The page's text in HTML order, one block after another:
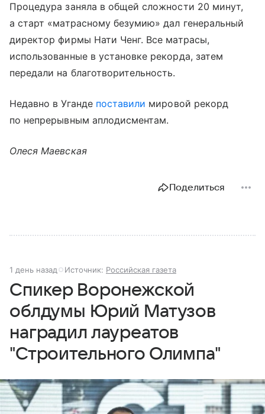
Процедура заняла в общей сложности 20 минут,
а старт «матрасному безумию» дал генеральный
директор фирмы Нати Ченг. Все матрасы,
использованные в установке рекорда, затем
передали на благотворительность.
Недавно в Уганде поставили мировой рекорд
по непрерывным аплодисментам.
Олеся Маевская
Поделиться
1 день назад Источник: Российская газета
Спикер Воронежской
облдумы Юрий Матузов
наградил лауреатов
"Строительного Олимпа"